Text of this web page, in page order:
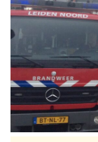
De middag
Vorig uur
Inklappen